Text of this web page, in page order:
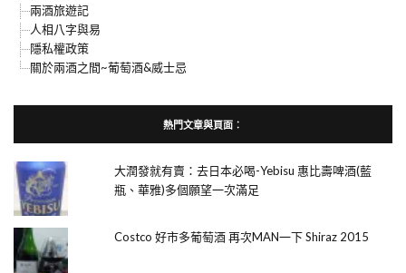
兩酒旅遊記
人相八字與易
隱私權政策
關於兩酒之間~葡萄酒&威士忌
熱門文章與頁面︰
大潤發就有賣：去日本必喝-Yebisu 惠比壽啤酒(藍
瓶、華雅)多個願望一次滿足
Costco 好市多葡萄酒 再次MAN一下 Shiraz 2015